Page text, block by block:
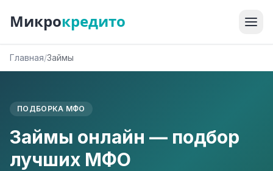
Микрокредито
Главная/Займы
ПОДБОРКА МФО
Займы онлайн — подбор
лучших МФО